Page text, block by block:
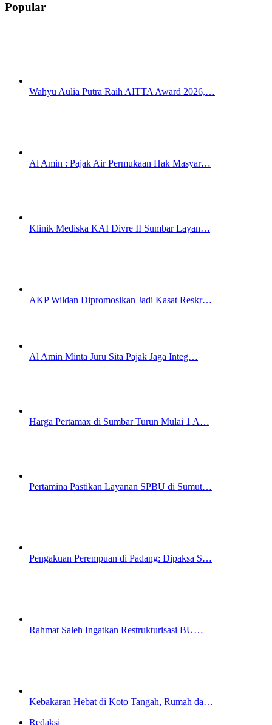
Popular
Wahyu Aulia Putra Raih AITTA Award 2026,…
Al Amin : Pajak Air Permukaan Hak Masyar…
Klinik Mediska KAI Divre II Sumbar Layan…
AKP Wildan Dipromosikan Jadi Kasat Reskr…
Al Amin Minta Juru Sita Pajak Jaga Integ…
Harga Pertamax di Sumbar Turun Mulai 1 A…
Pertamina Pastikan Layanan SPBU di Sumut…
Pengakuan Perempuan di Padang: Dipaksa S…
Rahmat Saleh Ingatkan Restrukturisasi BU…
Kebakaran Hebat di Koto Tangah, Rumah da…
Redaksi